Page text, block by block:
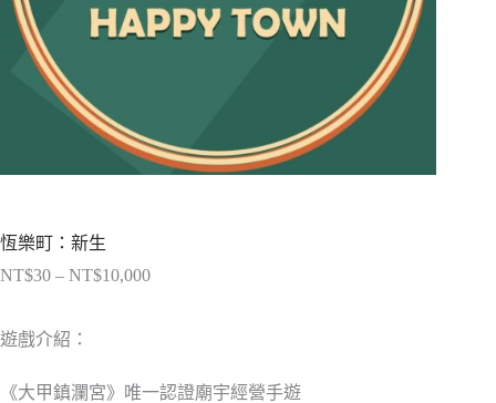
恆樂町：新生
NT$30 – NT$10,000價
NT$30
遊戲介紹：
《大甲鎮瀾宮》唯一認證廟宇經營手遊